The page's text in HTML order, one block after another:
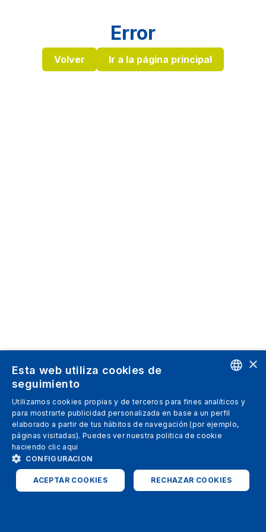
Error
Volver Ir a la página principal
SPANISH
ITALIAN
ENGLISH
×
Esta web utiliza cookies de
seguimiento
Utilizamos cookies propias y de terceros para fines analíticos y
para mostrarte publicidad personalizada en base a un perfil
elaborado a partir de tus hábitos de navegación (por ejemplo,
páginas visitadas). Puedes ver nuestra politica de cookie
haciendo clic aqui
CONFIGURACION
ACEPTAR COOKIES RECHAZAR COOKIES